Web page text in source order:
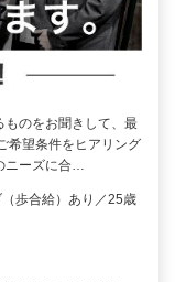
ものをお聞きして、最
希望条件をヒアリング
ニーズに合…
歩合給）あり／25歳